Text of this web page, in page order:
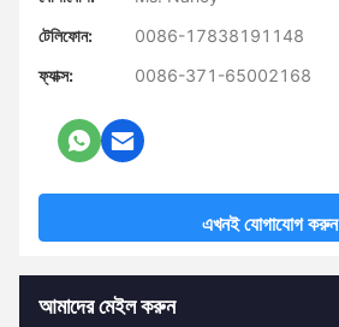
টেলিফোন:
0086-17838191148
ফ্যাক্স:
0086-371-65002168
এখনই যোগাযোগ করুন
আমাদের মেইল করুন